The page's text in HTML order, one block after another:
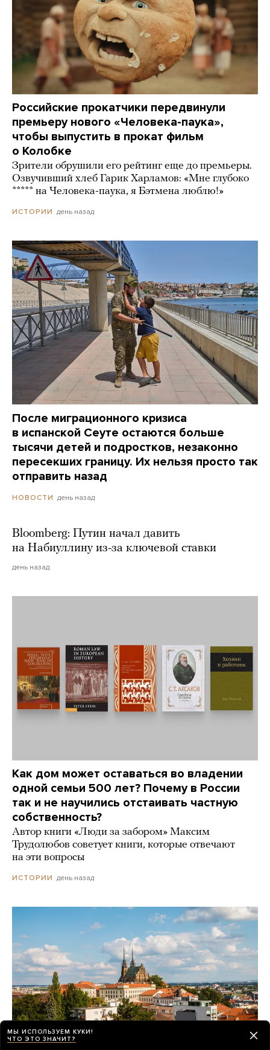
Российские прокатчики передвинули
премьеру нового «Человека-паука»,
чтобы выпустить в прокат фильм
о Колобке
Зрители обрушили его рейтинг еще до премьеры.
Озвучивший хлеб Гарик Харламов: «Мне глубоко
***** на Человека-паука, я Бэтмена люблю!»
ИСТОРИИ день назад
После миграционного кризиса
в испанской Сеуте остаются больше
тысячи детей и подростков, незаконно
пересекших границу. Их нельзя просто так
отправить назад
НОВОСТИ день назад
Bloomberg: Путин начал давить
на Набиуллину из-за ключевой ставки
день назад
Как дом может оставаться во владении
одной семьи 500 лет? Почему в России
так и не научились отстаивать частную
собственность?
Автор книги «Люди за забором» Максим
Трудолюбов советует книги, которые отвечают
на эти вопросы
ИСТОРИИ день назад
МЫ ИСПОЛЬЗУЕМ КУКИ!
ЧТО ЭТО ЗНАЧИТ?